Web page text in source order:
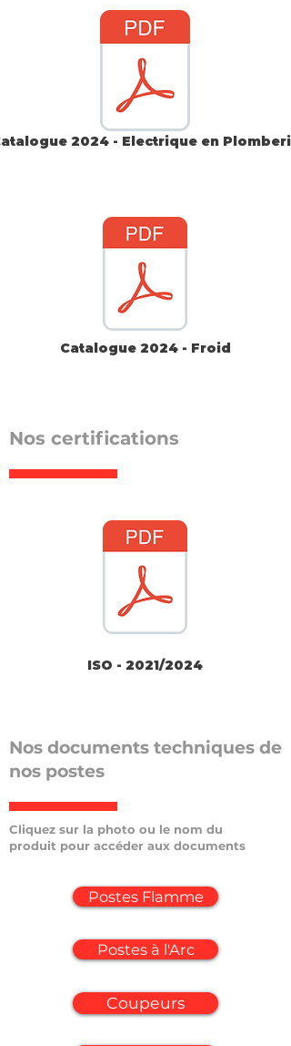
2024 - Electrique en Plomberie
Catalogue 2024 - Froid
Nos certifications
ISO - 2021/2024
Nos documents techniques de
nos postes
Cliquez sur la photo ou le nom du
produit pour accéder aux documents
Postes Flamme
Postes à l'Arc
Coupeurs